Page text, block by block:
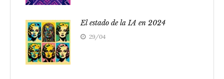
El estado de la IA en 2024
29/04